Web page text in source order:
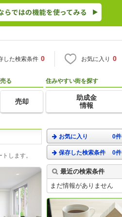
した検索条件 0 お気に入り 0
売る
売却
住みやすい街を探す
助成金
情報
します。
お気に入り 0件
保存した検索条件 0件
最近の検索条件
まだ情報がありません